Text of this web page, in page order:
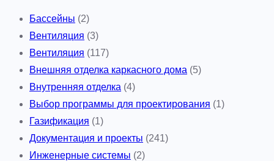
Бассейны (2)
Вентиляция (3)
Вентиляция (117)
Внешняя отделка каркасного дома (5)
Внутренняя отделка (4)
Выбор программы для проектирования (1)
Газификация (1)
Документация и проекты (241)
Инженерные системы (2)